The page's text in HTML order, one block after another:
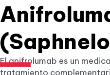
El anifrolumab es un
tratamiento